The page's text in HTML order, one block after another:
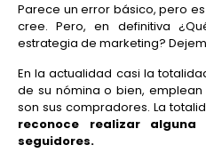
Parece un error básico, pero
cree. Pero, en definitiva
estrategia de marketing?
En la actualidad casi la
de su nómina o bien,
son sus compradores. La
reconoce realizar
seguidores.